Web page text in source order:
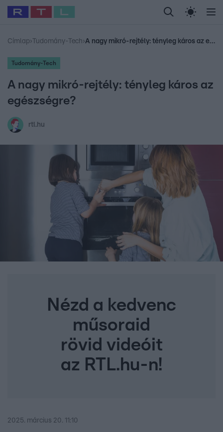
Legfrissebb RTL Híradó Randi Celeb vagyok,
Babits Marcella Most Wanted Gallusz
Címlap› Tudomány-Tech› A nagy mikró-rejtély: tényleg káros az egészségre?
Tudomány-Tech
A nagy mikró-rejtély: tényleg káros az
egészségre?
rtl.hu
Nézd a kedvenc
műsoraid
rövid videóit
az RTL.hu-n!
2025. március 20. 11:10